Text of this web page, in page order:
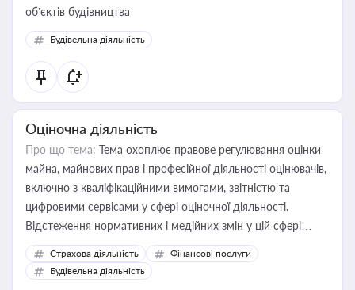
об’єктів будівництва
Будівельна діяльність
Оціночна діяльність
Про що тема: Тема охоплює правове регулювання оцінки
майна, майнових прав і професійної діяльності оцінювачів,
включно з кваліфікаційними вимогами, звітністю та
цифровими сервісами у сфері оціночної діяльності.
Відстеження нормативних і медійних змін у цій сфері
корисне для власника бізнесу, керівника, юриста або
бухгалтера під час оподаткування, приватизації, оренди
державного майна, корпоративних угод і перевірки
Страхова діяльність
Фінансові послуги
Будівельна діяльність